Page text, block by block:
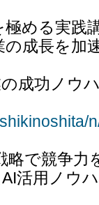
極める実践
の成長を加
成功ノウ
略で競争力
活用ノウ